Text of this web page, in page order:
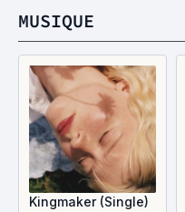
MUSIQUE
Kingmaker (Single)